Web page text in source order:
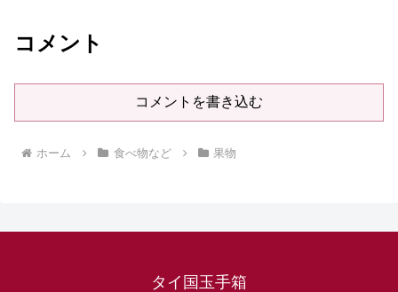
コメント
コメントを書き込む
ホーム 食べ物など 果物
タイ国玉手箱